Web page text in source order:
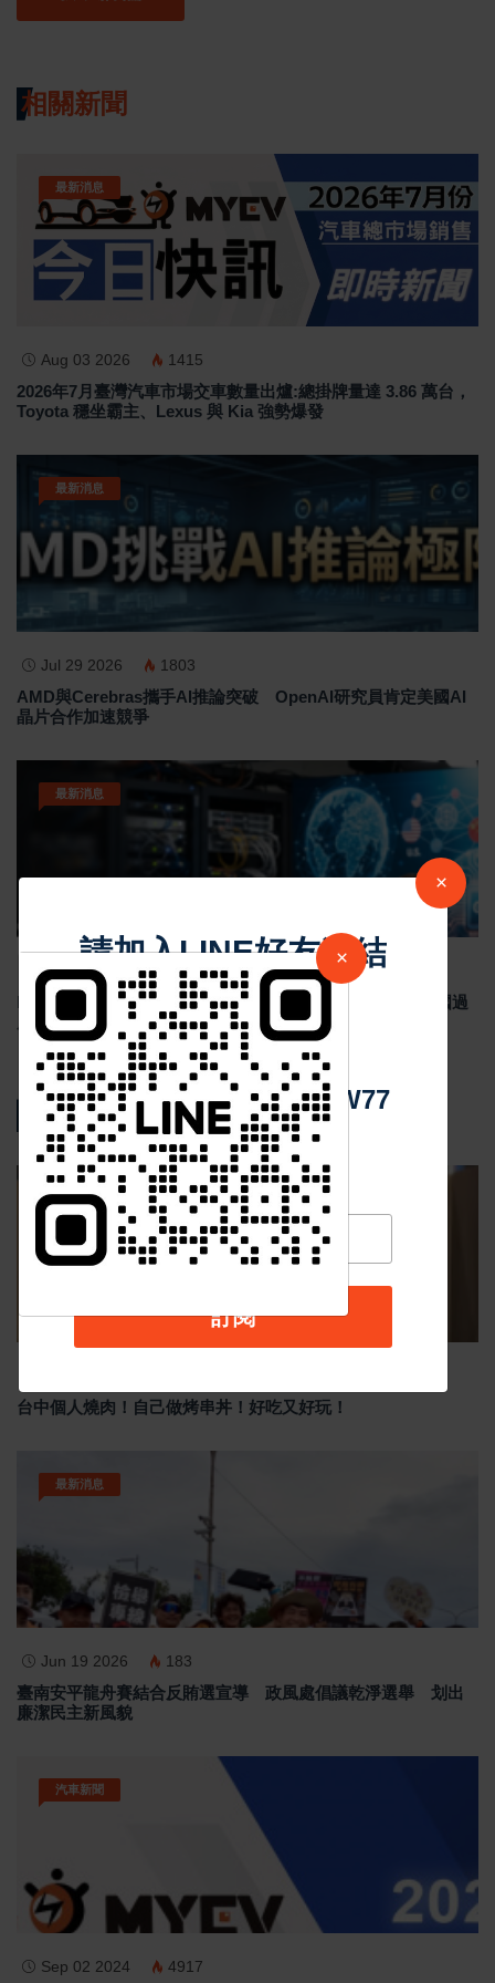
相關新聞
最新消息
Aug 03 2026 1415
2026年7月臺灣汽車市場交車數量出爐:總掛牌量達 3.86 萬台，
Toyota 穩坐霸主、Lexus 與 Kia 強勢爆發
最新消息
Jul 29 2026 1803
AMD與Cerebras攜手AI推論突破 OpenAI研究員肯定美國AI
晶片合作加速競爭
最新消息
Jul 29 2026 1780
Meta祖克柏談美中AI競爭 反對封鎖中國AI模型 示警美國過
度監管恐削弱競爭力
熱門新聞
影音新聞
台中個人燒肉！自己做烤串丼！好吃又好玩！
最新消息
Jun 19 2026 183
臺南安平龍舟賽結合反賄選宣導 政風處倡議乾淨選舉 划出
廉潔民主新風貌
汽車新聞
Sep 02 2024 4917
×
請加入LINE好友連結
中 華 超 傳 媒
Https://reurl.cc/adqW77
訂閱
×